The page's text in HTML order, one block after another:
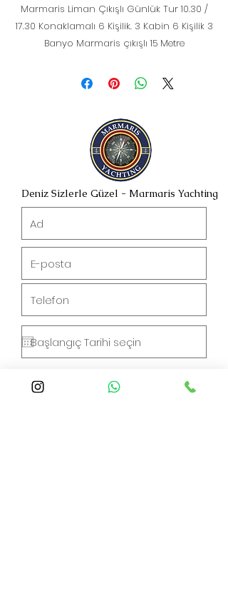
Marmaris Liman Çıkışlı Günlük Tur 10.30 /
17.30 Konaklamalı 6 Kişilik. 3 Kabin 6 Kişilik 3
Banyo Marmaris çıkışlı 15 Metre
Deniz Sizlerle Güzel - Marmaris Yachting